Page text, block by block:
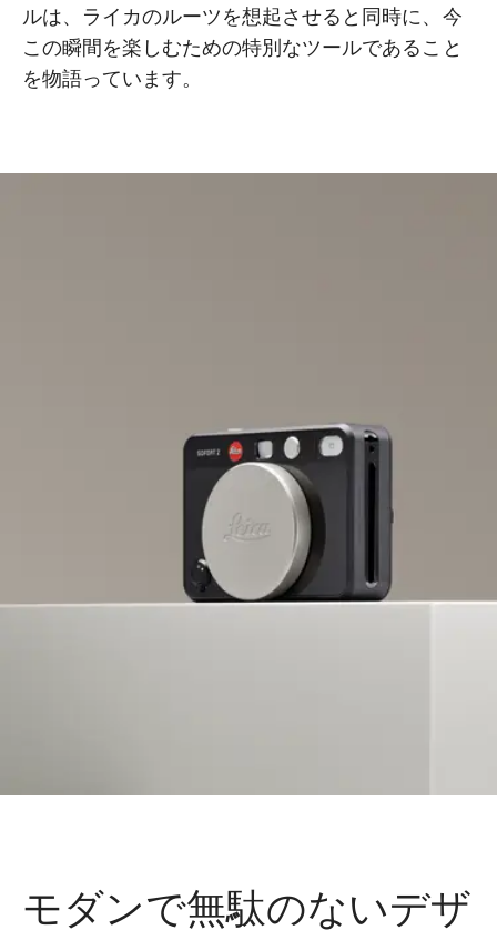
ルは、ライカのルーツを想起させると同時に、今
この瞬間を楽しむための特別なツールであること
を物語っています。
モダンで無駄のないデザ